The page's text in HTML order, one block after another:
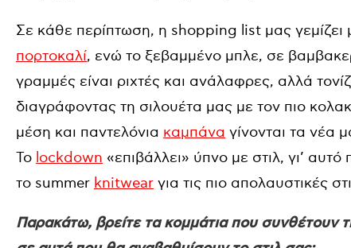
Σε κάθε περίπτωση, η shopping list μας γεμίζει
πορτοκαλί, ενώ το ξεβαμμένο μπλε, σε
γραμμές είναι ριχτές και ανάλαφρες, αλλά
διαγράφοντας τη σιλουέτα μας με τον πιο
μέση και παντελόνια καμπάνα γίνονται τα νέα
Το lockdown «επιβάλλει» ύπνο με στιλ, γι’
το summer knitwear για τις πιο απολαυστικές
Παρακάτω, βρείτε τα κομμάτια που συνθέτουν